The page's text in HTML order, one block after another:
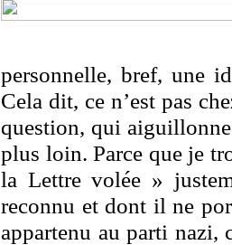
personnelle, bref, une
Cela dit, ce n’est pas
question, qui
plus loin. Parce que je
la Lettre volée »
reconnu et dont il ne
appartenu au parti nazi,